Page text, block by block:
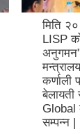
मिति
LISP
अनुगमन"
कर्णाली
बेलायती
Global
सम्पन्न |